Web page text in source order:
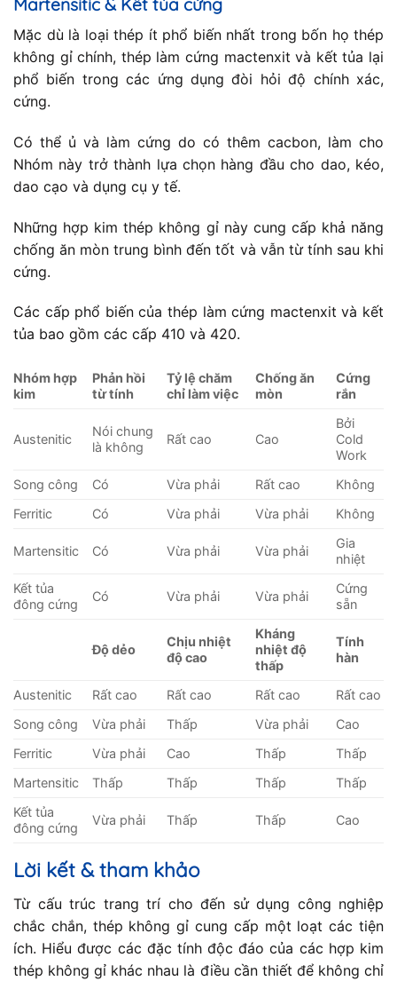
Martensitic & Kết tủa cứng
Mặc dù là loại thép ít phổ biến nhất trong bốn họ thép
không gỉ chính, thép làm cứng mactenxit và kết tủa lại
phổ biến trong các ứng dụng đòi hỏi độ chính xác,
cứng.
Có thể ủ và làm cứng do có thêm cacbon, làm cho
Nhóm này trở thành lựa chọn hàng đầu cho dao, kéo,
dao cạo và dụng cụ y tế.
Những hợp kim thép không gỉ này cung cấp khả năng
chống ăn mòn trung bình đến tốt và vẫn từ tính sau khi
cứng.
Các cấp phổ biến của thép làm cứng mactenxit và kết
tủa bao gồm các cấp 410 và 420.
Nhóm hợp
kim
Phản hồi
từ tính
Tỷ lệ chăm
chỉ làm việc
Chống ăn
mòn
Cứng
rắn
Austenitic
Nói chung
là không
Rất cao Cao
Bởi
Cold
Work
Song công
Có Vừa phải Rất cao
Không
Ferritic
Có Vừa phải Vừa phải Không
Martensitic Có Vừa phải Vừa phải
Gia
nhiệt
Kết tủa
đông cứng
Có Vừa phải Vừa phải
Cứng
sẵn
Độ dẻo
Chịu nhiệt
độ cao
Kháng
nhiệt độ
thấp
Tính
hàn
Austenitic Rất cao Rất cao Rất cao
Rất cao
Song công
Vừa phải Thấp Vừa phải
Cao
Ferritic
Vừa phải Cao Thấp
Thấp
Martensitic
Thấp Thấp Thấp
Thấp
Kết tủa
đông cứng
Vừa phải Thấp Thấp Cao
Lời kết & tham khảo
Từ cấu trúc trang trí cho đến sử dụng công nghiệp
chắc chắn, thép không gỉ cung cấp một loạt các tiện
ích. Hiểu được các đặc tính độc đáo của các hợp kim
thép không gỉ khác nhau là điều cần thiết để không chỉ